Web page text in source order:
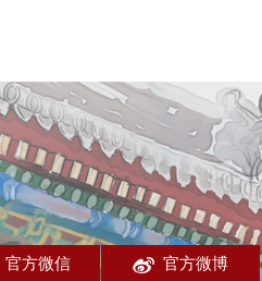
官方微信 官方微博